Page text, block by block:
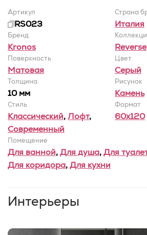
Артикул
RS023
Страна
Италия
Бренд
Kronos Reverse
Поверхность
Матовая
Цвет
Серый
Толщина
10 мм
Рисунок
Камень
Стиль
Классический,Лофт,
Современный
Формат
60x120
Помещение
Для ванной,Для душа,Для
Для коридора,Для кухни
Интерьеры